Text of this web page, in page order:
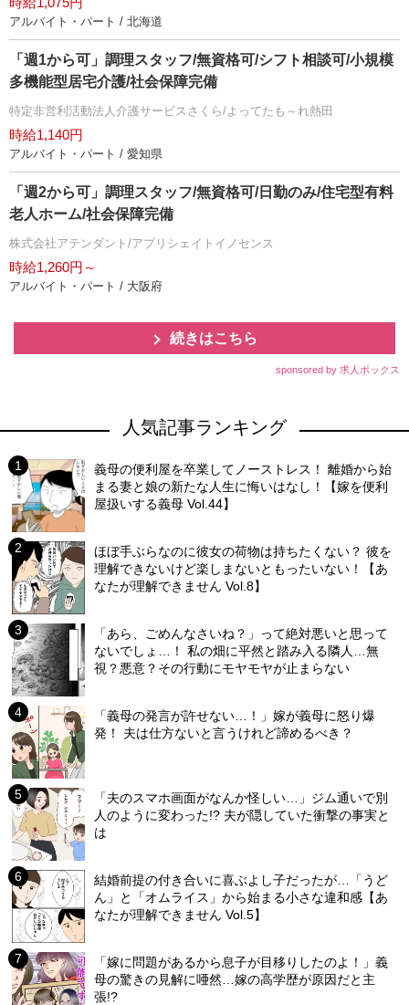
アルバイト・パート / 北海道
「週1から可」調理スタッフ/無資格可/シフト相談可/小規模
多機能型居宅介護/社会保障完備
特定非営利活動法人介護サービスさくら/よってたも～れ熱田
時給1,140円
アルバイト・パート / 愛知県
「週2から可」調理スタッフ/無資格可/日勤のみ/住宅型有料
老人ホーム/社会保障完備
株式会社アテンダント/アプリシェイトイノセンス
時給1,260円～
アルバイト・パート / 大阪府
続きはこちら
sponsored by 求人ボックス
人気記事ランキング
義母の便利屋を卒業してノーストレス！ 離婚から始
まる妻と娘の新たな人生に悔いはなし！【嫁を便利
屋扱いする義母 Vol.44】
ほぼ手ぶらなのに彼女の荷物は持ちたくない？ 彼を
理解できないけど楽しまないともったいない！【あ
なたが理解できません Vol.8】
「あら、ごめんなさいね？」って絶対悪いと思って
ないでしょ…！ 私の畑に平然と踏み入る隣人…無
視？悪意？その行動にモヤモヤが止まらない
「義母の発言が許せない…！」嫁が義母に怒り爆
発！ 夫は仕方ないと言うけれど諦めるべき？
「夫のスマホ画面がなんか怪しい…」ジム通いで別
人のように変わった!? 夫が隠していた衝撃の事実と
は
結婚前提の付き合いに喜ぶよし子だったが…「うど
ん」と「オムライス」から始まる小さな違和感【あ
なたが理解できません Vol.5】
「嫁に問題があるから息子が目移りしたのよ！」義
母の驚きの見解に唖然…嫁の高学歴が原因だと主
張!?